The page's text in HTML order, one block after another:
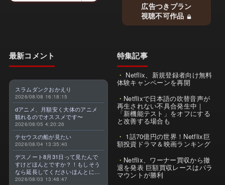
広告つきプラン
視聴不可作品
最新コメント
スラムダンクおかえり
2026/08/08 16:18:15
dアニメ、月額安く大体のアニメ
観れるのでオススメです〜
2026/08/05 4:20:26
テセウスの船が見たい
2026/08/04 13:35:40
デスノート8月31日って見たんで
すけどほんとですか？！もしそう
なら延長してくださいほんとに大
好きなんです😭
2026/08/03 13:48:47
特集記事
Netflix、新規登録者向け無料
体験キャンペーンを再開
Netflixで日本語の吹替音声が
再生されない不具合発生中｜
「新機能テスト」をオフにする
と改善する場合も
1話70億円の世界！Netflix巨
額投資ドラマ＆映画ランキング
Netflix、ワーナー買収から撤
退を発表 巨額買収レースはパラ
マウントが勝利